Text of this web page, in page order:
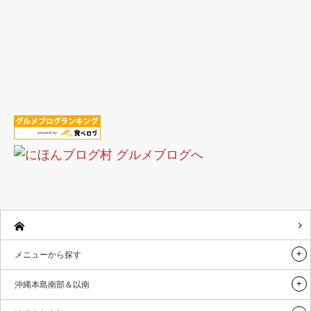
メニューから探す
沖縄本島南部＆以南